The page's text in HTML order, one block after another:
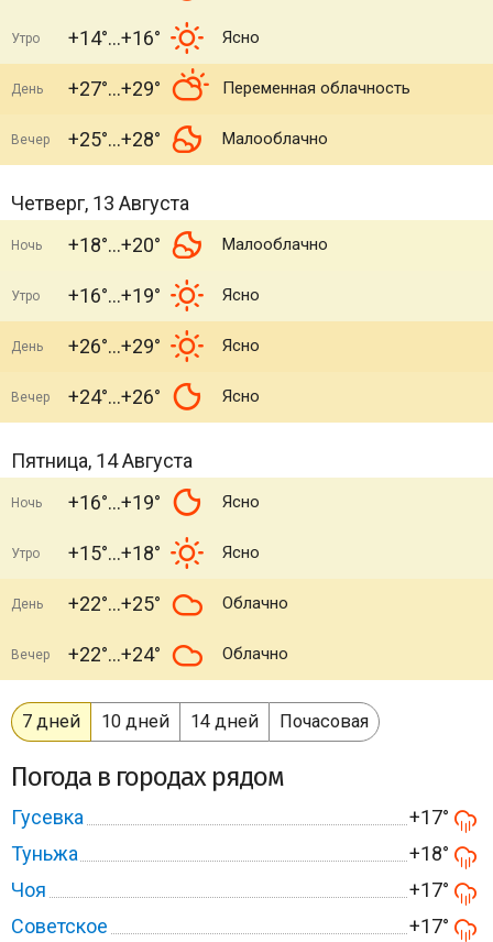
Утро +14° +16° Ясно
День +27° +29° Переменная облачность
Вечер +25° +28° Малооблачно
Четверг, 13 Августа
Ночь +18° +20° Малооблачно
Утро +16° +19° Ясно
День +26° +29° Ясно
Вечер +24° +26° Ясно
Пятница, 14 Августа
Ночь +16° +19° Ясно
Утро +15° +18° Ясно
День +22° +25° Облачно
Вечер +22° +24° Облачно
7 дней 10 дней 14 дней Почасовая
Погода в городах рядом
Гусевка
+17°
Туньжа
+18°
Чоя
+17°
Советское
+17°